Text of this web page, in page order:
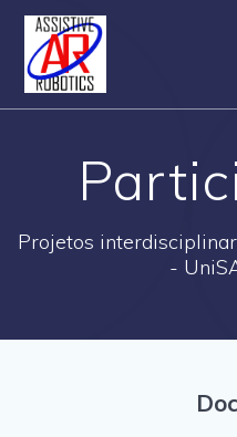
Projetos
-